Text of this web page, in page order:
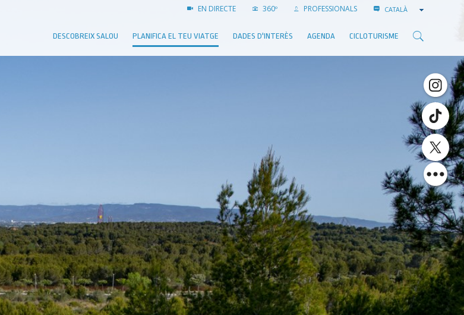
EN DIRECTE 360º PROFESSIONALS CATALÀ
DESCOBREIX SALOU PLANIFICA EL TEU VIATGE DADES D'INTERÈS AGENDA CICLOTURISME